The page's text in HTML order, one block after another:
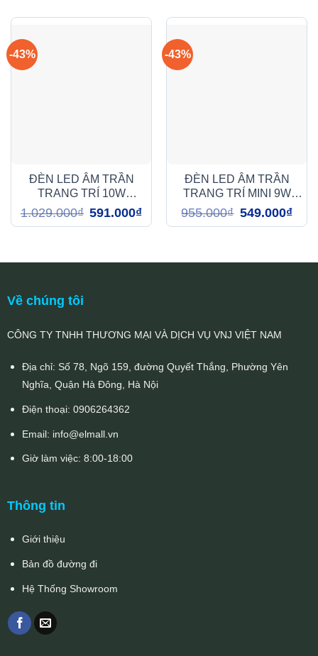
-43%
ĐÈN LED ÂM TRẦN
TRANG TRÍ 10W
(DFA1107)
1.029.000₫
Giá
gốc
là:
591.000₫Giá
tại
-43%
ĐÈN LED ÂM TRẦN
TRANG TRÍ MINI 9W
(DFA1096)
955.000₫
Giá
gốc
là:
549.000₫Giá
tại
Về chúng tôi
CÔNG TY TNHH THƯƠNG MẠI VÀ DỊCH VỤ VNJ VIỆT NAM
Địa chỉ: Số 78, Ngõ 159, đường Quyết Thắng, Phường Yên
Nghĩa, Quận Hà Đông, Hà Nội
Điện thoại: 0906264362
Email: info@elmall.vn
Giờ làm việc: 8:00-18:00
Thông tin
Giới thiệu
Bản đồ đường đi
Hệ Thống Showroom